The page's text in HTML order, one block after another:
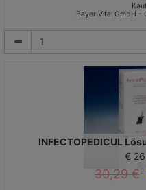
Bayer Vital GmbH -
INFECTOPEDICUL
€
30,29 €2